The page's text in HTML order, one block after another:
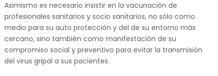
Asimismo es necesario insistir en la vacunación de
profesionales sanitarios y socio sanitarios, no sólo como
medio para su auto protección y del de su entorno más
cercano, sino también como manifestación de su
compromiso social y preventivo para evitar la transmisión
del virus gripal a sus pacientes.